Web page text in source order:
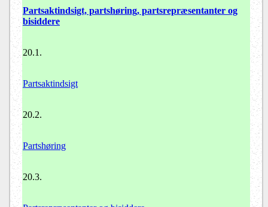
Partsaktindsigt, partshøring, partsrepræsentanter og
bisiddere
20.1.
Partsaktindsigt
20.2.
Partshøring
20.3.